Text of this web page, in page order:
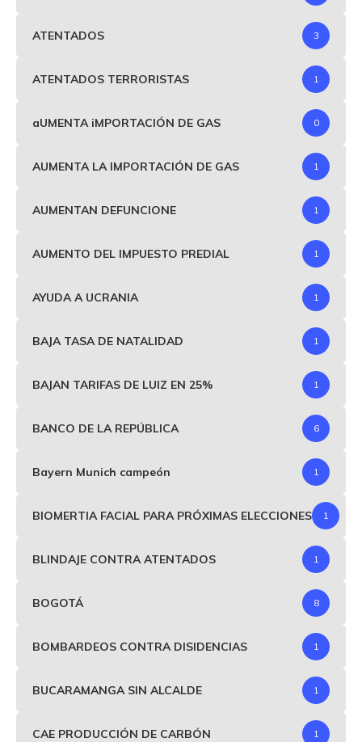
ATENTADOS 3
ATENTADOS TERRORISTAS 1
aUMENTA iMPORTACIÓN DE GAS 0
AUMENTA LA IMPORTACIÓN DE GAS 1
AUMENTAN DEFUNCIONE 1
AUMENTO DEL IMPUESTO PREDIAL 1
AYUDA A UCRANIA 1
BAJA TASA DE NATALIDAD 1
BAJAN TARIFAS DE LUIZ EN 25% 1
BANCO DE LA REPÚBLICA 6
Bayern Munich campeón 1
BIOMERTIA FACIAL PARA PRÓXIMAS ELECCIONES 1
BLINDAJE CONTRA ATENTADOS 1
BOGOTÁ 8
BOMBARDEOS CONTRA DISIDENCIAS 1
BUCARAMANGA SIN ALCALDE 1
CAE PRODUCCIÓN DE CARBÓN 1